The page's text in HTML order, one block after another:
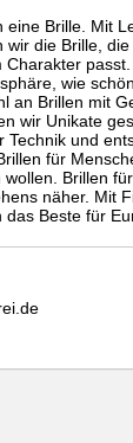
Brille. Mit
die Brille,
wie
an Brillen mit
wir Unikate
und
für
Brillen
näher. Mit
Beste für